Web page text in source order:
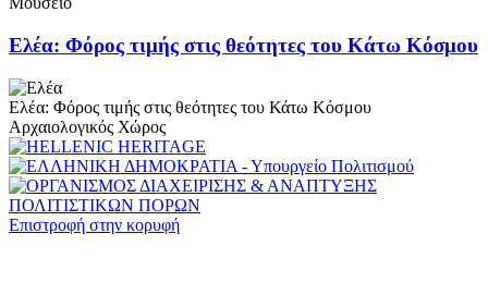
Ελέα: Φόρος τιμής στις θεότητες του Κάτω Κόσμου
Ελέα: Φόρος τιμής στις θεότητες του Κάτω Κόσμου
Αρχαιολογικός Χώρος
Επιστροφή στην κορυφή